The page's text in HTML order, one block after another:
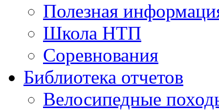
Полезная
Школа НТП
Соревнования
Библиотека отчетов
Велосипедные